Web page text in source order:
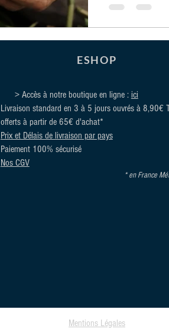
ESHOP
> Accès à notre boutique en ligne : ici
Livraison standard en 3 à 5 jours ouvrés à 8,90€
offerts à partir de 65€ d'achat*
Prix et Délais de livraison par pays
Paiement 100% sécurisé
Nos CGV
* en France
Mentions Légales